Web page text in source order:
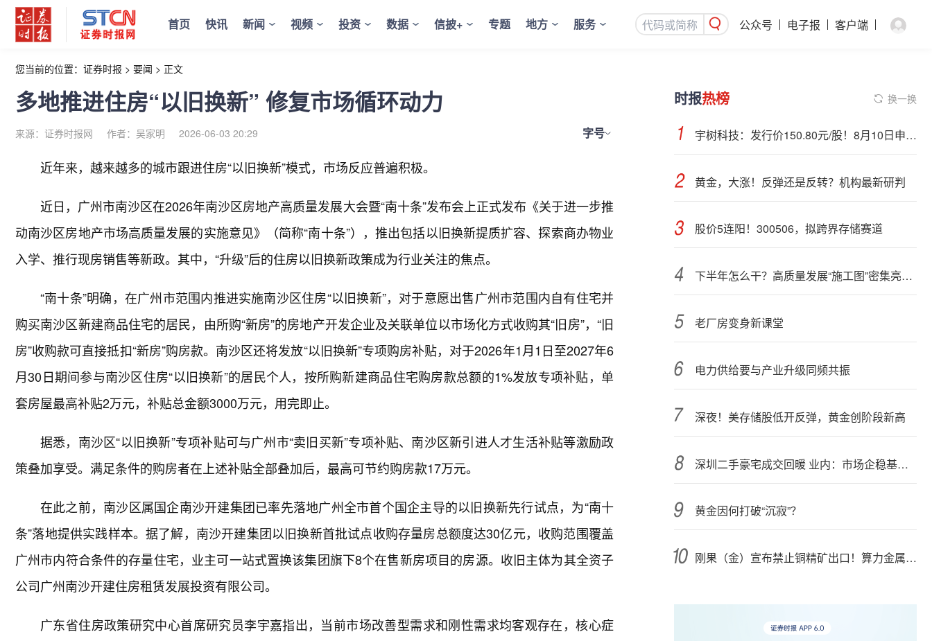
首页 快讯 新闻 视频 投资 数据 信披+ 专题 地方 服务 公众号 电子报 客户端
您当前的位置： 证券时报 > 要闻 > 正文
多地推进住房“以旧换新” 修复市场循环动力
来源：证券时报网 作者：吴家明 2026-06-03 20:29 字号
近年来，越来越多的城市跟进住房“以旧换新”模式，市场反应普遍积极。
近日，广州市南沙区在2026年南沙区房地产高质量发展大会暨“南十条”发布会上正式发布《关于进一步推
动南沙区房地产市场高质量发展的实施意见》（简称“南十条”），推出包括以旧换新提质扩容、探索商办物业
入学、推行现房销售等新政。其中，“升级”后的住房以旧换新政策成为行业关注的焦点。
“南十条”明确，在广州市范围内推进实施南沙区住房“以旧换新”，对于意愿出售广州市范围内自有住宅并
购买南沙区新建商品住宅的居民，由所购“新房”的房地产开发企业及关联单位以市场化方式收购其“旧房”，“旧
房”收购款可直接抵扣“新房”购房款。南沙区还将发放“以旧换新”专项购房补贴，对于2026年1月1日至2027年6
月30日期间参与南沙区住房“以旧换新”的居民个人，按所购新建商品住宅购房款总额的1%发放专项补贴，单
套房屋最高补贴2万元，补贴总金额3000万元，用完即止。
据悉，南沙区“以旧换新”专项补贴可与广州市“卖旧买新”专项补贴、南沙区新引进人才生活补贴等激励政
策叠加享受。满足条件的购房者在上述补贴全部叠加后，最高可节约购房款17万元。
在此之前，南沙区属国企南沙开建集团已率先落地广州全市首个国企主导的以旧换新先行试点，为“南十
条”落地提供实践样本。据了解，南沙开建集团以旧换新首批试点收购存量房总额度达30亿元，收购范围覆盖
广州市内符合条件的存量住宅，业主可一站式置换该集团旗下8个在售新房项目的房源。收旧主体为其全资子
公司广州南沙开建住房租赁发展投资有限公司。
广东省住房政策研究中心首席研究员李宇嘉指出，当前市场改善型需求和刚性需求均客观存在，核心症
时报热榜 换一换
宇树科技：发行价150.80元/股！8月10日申购，DeepSeek参与战略配售
黄金，大涨！反弹还是反转？机构最新研判
股价5连阳！300506，拟跨界存储赛道
下半年怎么干？高质量发展“施工图”密集亮相 聚焦主业提质增效 国资央企向AI要动能
老厂房变身新课堂
电力供给要与产业升级同频共振
深夜！美存储股低开反弹，黄金创阶段新高
深圳二手豪宅成交回暖 业内：市场企稳基础仍需夯实
黄金因何打破“沉寂”？
刚果（金）宣布禁止铜精矿出口！算力金属影响多大？